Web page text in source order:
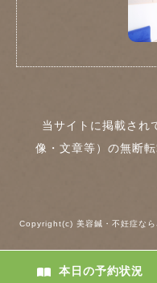
当サイトに掲載され
像・文章等）の無断
Copyright(c) 美容鍼・不妊症な
本日の予約状況